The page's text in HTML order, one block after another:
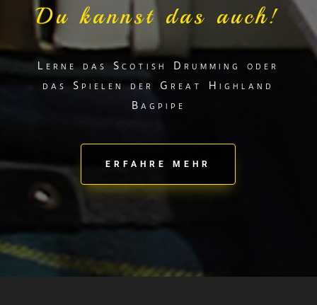
Du kannst das auch!
Lerne das Scotish Drumming oder
das Spielen der Great Highland
Bagpipe
ERFAHRE MEHR